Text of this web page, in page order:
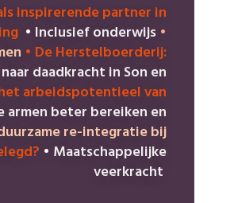
inspirerende partner in
• Inclusief onderwijs •
• De Herstelboerderij:
daadkracht in Son en
arbeidspotentieel van
armen beter bereiken en
re-integratie bij
• Maatschappelijke
veerkracht